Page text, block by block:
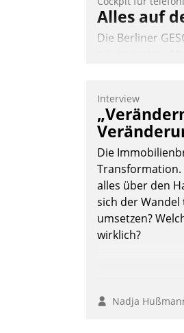
Alles auf
Die Berliner
auswirft. Eine
ermöglicht dem
Anrufe von
effizienter zu
Nadja
Interview
Die
Transformation.
alles über den
sich der
umsetzen?
wirklich?
Nadja